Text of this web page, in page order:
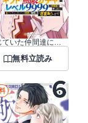
信じていた仲間達にダンジョン奥地で殺されかけたがギフト『無限ガチャ』でレベル9999の仲間達を手に入れて元パーティーメンバーと世界に復讐＆『ざまぁ！』します！
無料立読み